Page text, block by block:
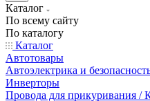
Каталог
По всему сайту
По каталогу
Каталог
Автотовары
Автоэлектрика и
Инверторы
Провода для прикуривания /